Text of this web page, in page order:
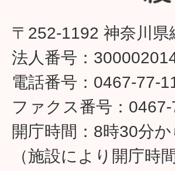
〒252-1192 神奈川
法人番号：
電話番号：0467-77-
ファクス番号：
開庁時間：8時30分
（施設により開庁時